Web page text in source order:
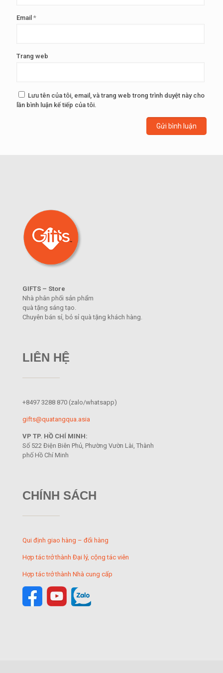
Email *
Trang web
Lưu tên của tôi, email, và trang web trong trình duyệt này cho
lần bình luận kế tiếp của tôi.
GIFTS – Store
Nhà phân phối sản phẩm
quà tặng sáng tạo.
Chuyên bán sỉ, bỏ sỉ quà tặng khách hàng.
LIÊN HỆ
+8497 3288 870 (zalo/whatsapp)
gifts@quatangqua.asia
VP TP. HỒ CHÍ MINH:
Số 522 Điện Biên Phủ, Phường Vườn Lài, Thành
phố Hồ Chí Minh
CHÍNH SÁCH
Qui định giao hàng – đổi hàng
Hợp tác trở thành Đại lý, cộng tác viên
Hợp tác trở thành Nhà cung cấp